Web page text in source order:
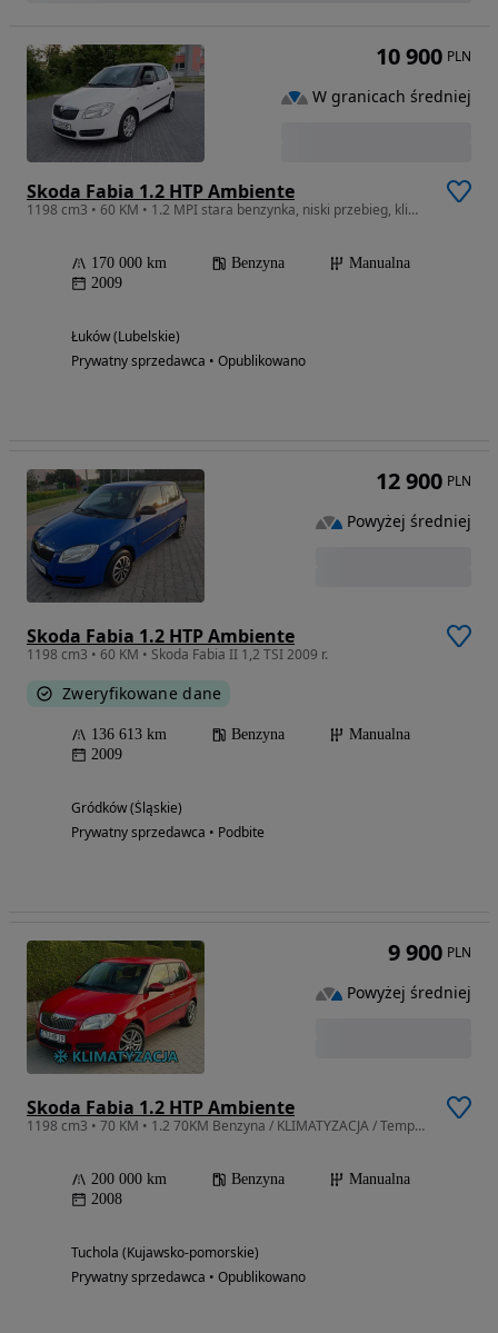
Skoda Fabia 1.2 HTP Ambiente
1198 cm3 • 60 KM • 1.2 MPI stara benzynka, niski przebieg, klima, super stan
170 000 km Benzyna
Manualna
2009
Łuków (Lubelskie)
Prywatny sprzedawca • Opublikowano
10 900 PLN
W granicach średniej
Skoda Fabia 1.2 HTP Ambiente
1198 cm3 • 60 KM • Skoda Fabia II 1,2 TSI 2009 r.
Zweryfikowane dane
136 613 km Benzyna
Manualna
2009
Gródków (Śląskie)
Prywatny sprzedawca • Podbite
12 900 PLN
Powyżej średniej
Skoda Fabia 1.2 HTP Ambiente
1198 cm3 • 70 KM • 1.2 70KM Benzyna / KLIMATYZACJA / Tempomat / Isofix / ZAREJESTROWANY
200 000 km Benzyna
Manualna
2008
Tuchola (Kujawsko-pomorskie)
Prywatny sprzedawca • Opublikowano
9 900 PLN
Powyżej średniej